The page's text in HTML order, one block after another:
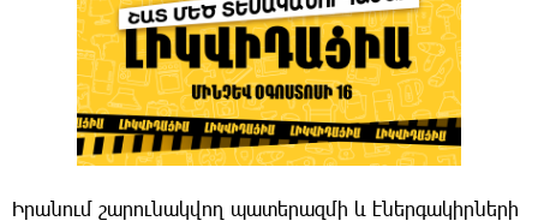
Իրանում շարունակվող պատերազմի և էներգակիրների